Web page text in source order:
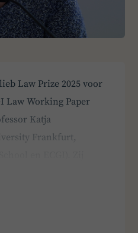
Law Prize 2025 voor
Law Working Paper
Katja
Frankfurt,
for board
AI”), waarin zij een